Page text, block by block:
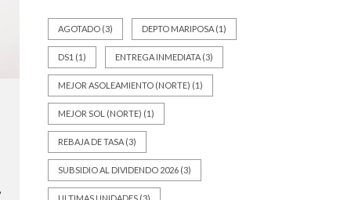
AGOTADO (3) DEPTO MARIPOSA (1)
DS1 (1) ENTREGA INMEDIATA (3)
MEJOR ASOLEAMIENTO (NORTE) (1)
MEJOR SOL (NORTE) (1)
REBAJA DE TASA (3)
SUBSIDIO AL DIVIDENDO 2026 (3)